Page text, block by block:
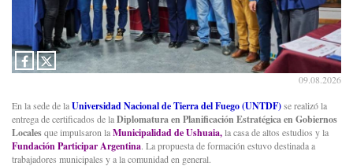
09.08.2026
En la sede de laUniversidad Nacional de Tierra del Fuego (UNTDF)se realizó la
entrega de certificados de laDiplomatura en Planificación Estratégica en Gobiernos
Localesque impulsaron laMunicipalidad de Ushuaia,la casa de altos estudios y la
Fundación Participar Argentina. La propuesta de formación estuvo destinada a
trabajadores municipales y a la comunidad en general.